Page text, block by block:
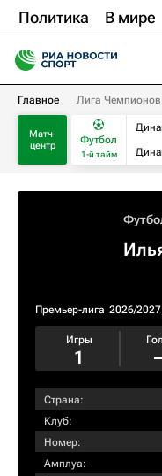
Политика В мире
Главное Лига Чемпионов
Матч-
центр
Футбол
1-й тайм
Премьер-лига 2026/2027
Игры
1 –
Страна:
Клуб:
Номер:
Амплуа: